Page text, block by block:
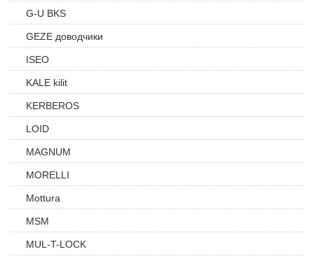
G-U BKS
GEZE доводчики
ISEO
KALE kilit
KERBEROS
LOID
MAGNUM
MORELLI
Mottura
MSM
MUL-T-LOCK